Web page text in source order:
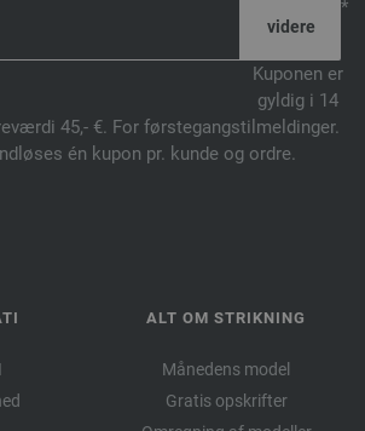
*
Kuponen er
gyldig i 14
45,- €. For førstegangstilmeldinger.
én kupon pr. kunde og ordre.
ALT OM STRIKNING
Månedens model
Gratis opskrifter